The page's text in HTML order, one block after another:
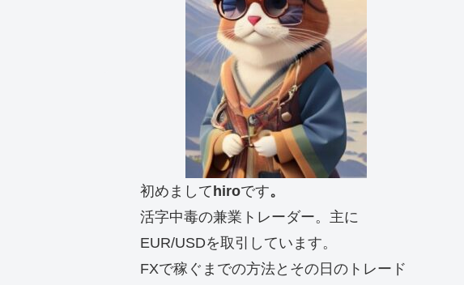
初めましてhiroです。
活字中毒の兼業トレーダー。主に
EUR/USDを取引しています。
FXで稼ぐまでの方法とその日のトレード